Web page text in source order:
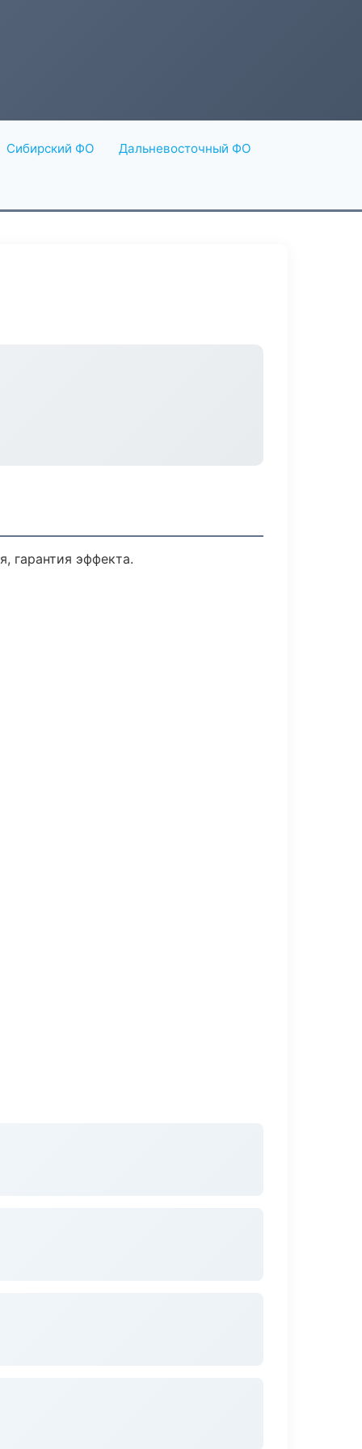
Сибирский ФО Дальневосточный ФО
гарантия эффекта.